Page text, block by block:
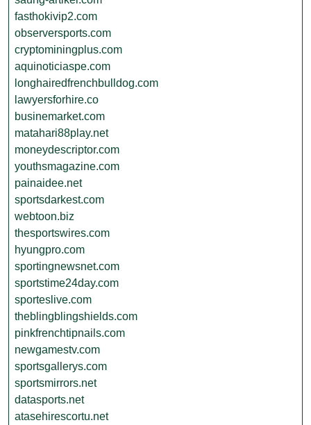
fasthokivip2.com
observersports.com
cryptominingplus.com
aquinoticiaspe.com
longhairedfrenchbulldog.com
lawyersforhire.co
businemarket.com
matahari88play.net
moneydescriptor.com
youthsmagazine.com
painaidee.net
sportsdarkest.com
webtoon.biz
thesportswires.com
hyungpro.com
sportingnewsnet.com
sportstime24day.com
sporteslive.com
theblingblingshields.com
pinkfrenchtipnails.com
newgamestv.com
sportsgallerys.com
sportsmirrors.net
datasports.net
atasehirescortu.net